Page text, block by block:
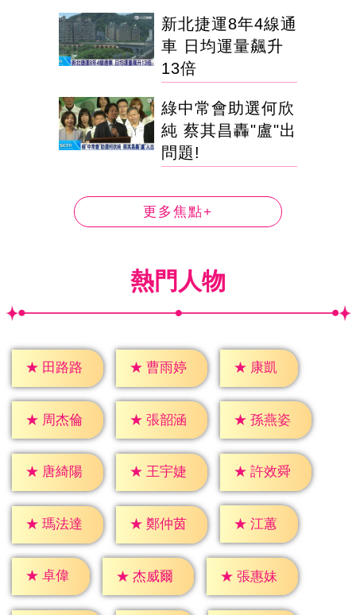
新北捷運8年4線通
車 日均運量飆升
13倍
綠中常會助選何欣
純 蔡其昌轟"盧"出
問題!
更多焦點+
熱門人物
★ 田路路 ★ 曹雨婷 ★ 康凱
★ 周杰倫 ★ 張韶涵 ★ 孫燕姿
★ 唐綺陽 ★ 王宇婕 ★ 許效舜
★ 瑪法達 ★ 鄭仲茵 ★ 江蕙
★ 卓偉 ★ 杰威爾 ★ 張惠妹